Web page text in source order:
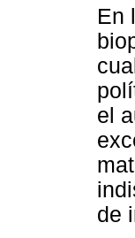
En
el
de